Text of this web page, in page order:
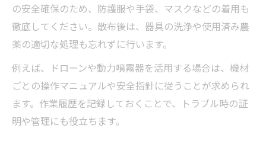
周辺環境へ配慮した農薬散布トラブル防止策
農薬散布で迷惑を防ぐ周辺環境への配慮
農薬散布時のトラブル回避と注意点解説
農薬散布による被害防止と住民対応の工夫
農薬散布で近隣と良好な関係を築くポイン
ト
農薬散布トラブルを防ぐ事前周知の方法
の安全確保のため、防護服や手袋、マスクなどの着用も
徹底してください。散布後は、器具の洗浄や使用済み農
薬の適切な処理も忘れずに行います。
例えば、ドローンや動力噴霧器を活用する場合は、機材
ごとの操作マニュアルや安全指針に従うことが求められ
ます。作業履歴を記録しておくことで、トラブル時の証
明や管理にも役立ちます。